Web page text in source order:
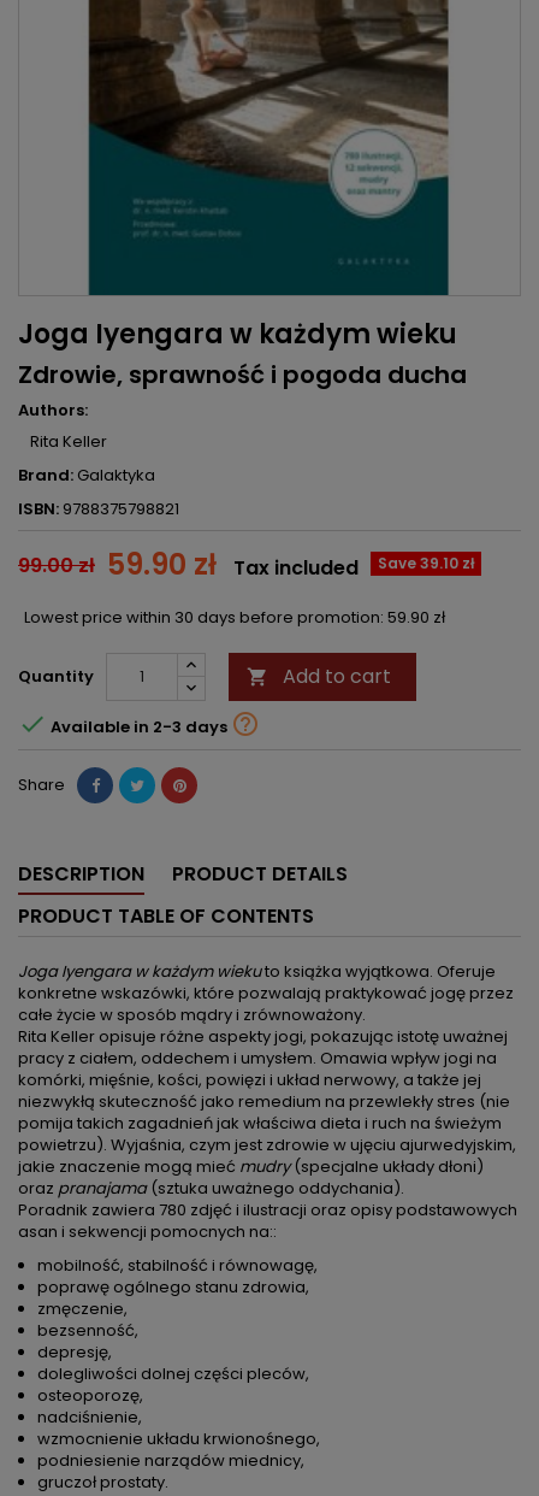
Joga Iyengara w każdym wieku
Zdrowie, sprawność i pogoda ducha
Authors:
Rita Keller
Brand: Galaktyka
ISBN: 9788375798821
99.00 zł 59.90 zł Save 39.10 zł
Tax included
Lowest price within 30 days before promotion: 59.90 zł
Quantity  Add to cart
 Available in 2-3 days 
Share
DESCRIPTION
PRODUCT DETAILS
PRODUCT TABLE OF CONTENTS
Joga Iyengara w każdym wiekuto książka wyjątkowa. Oferuje
konkretne wskazówki, które pozwalają praktykować jogę przez
całe życie w sposób mądry i zrównoważony.
Rita Keller opisuje różne aspekty jogi, pokazując istotę uważnej
pracy z ciałem, oddechem i umysłem. Omawia wpływ jogi na
komórki, mięśnie, kości, powięzi i układ nerwowy, a także jej
niezwykłą skuteczność jako remedium na przewlekły stres (nie
pomija takich zagadnień jak właściwa dieta i ruch na świeżym
powietrzu). Wyjaśnia, czym jest zdrowie w ujęciu ajurwedyjskim,
jakie znaczenie mogą mieć mudry(specjalne układy dłoni)
oraz pranajama(sztuka uważnego oddychania).
Poradnik zawiera 780 zdjęć i ilustracji oraz opisy podstawowych
asan i sekwencji pomocnych na::
mobilność, stabilność i równowagę,
poprawę ogólnego stanu zdrowia,
zmęczenie,
bezsenność,
depresję,
dolegliwości dolnej części pleców,
osteoporozę,
nadciśnienie,
wzmocnienie układu krwionośnego,
podniesienie narządów miednicy,
gruczoł prostaty.